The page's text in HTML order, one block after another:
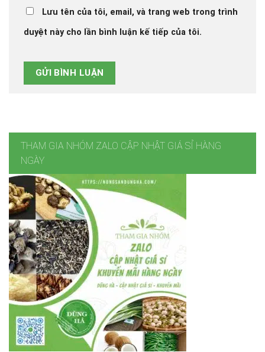
Lưu tên của tôi, email, và trang web trong trình
duyệt này cho lần bình luận kế tiếp của tôi.
THAM GIA NHÓM ZALO CẬP NHẬT GIÁ SỈ HÀNG
NGÀY